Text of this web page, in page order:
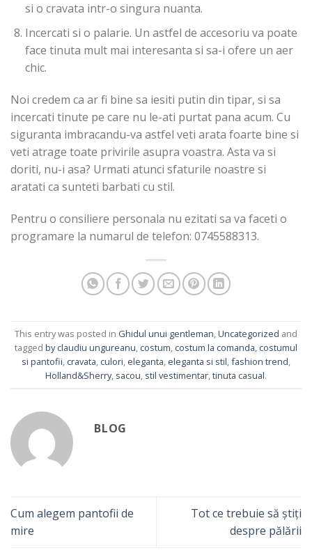
si o cravata intr-o singura nuanta.
Incercati si o palarie. Un astfel de accesoriu va poate
face tinuta mult mai interesanta si sa-i ofere un aer
chic.
Noi credem ca ar fi bine sa iesiti putin din tipar, si sa
incercati tinute pe care nu le-ati purtat pana acum. Cu
siguranta imbracandu-va astfel veti arata foarte bine si
veti atrage toate privirile asupra voastra. Asta va si
doriti, nu-i asa? Urmati atunci sfaturile noastre si
aratati ca sunteti barbati cu stil.
Pentru o consiliere personala nu ezitati sa va faceti o
programare la numarul de telefon: 0745588313.
This entry was posted in Ghidul unui gentleman,Uncategorized and
tagged by claudiu ungureanu, costum, costum la comanda, costumul
si pantofii, cravata, culori, eleganta, eleganta si stil,fashion trend,
Holland&Sherry, sacou, stil vestimentar,tinuta casual.
BLOG
Cum alegem pantofii de
mire
Tot ce trebuie să știți
despre pălării